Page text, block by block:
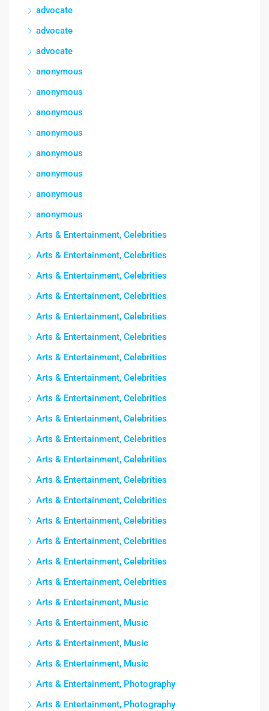
advocate
advocate
advocate
anonymous
anonymous
anonymous
anonymous
anonymous
anonymous
anonymous
anonymous
Arts & Entertainment, Celebrities
Arts & Entertainment, Celebrities
Arts & Entertainment, Celebrities
Arts & Entertainment, Celebrities
Arts & Entertainment, Celebrities
Arts & Entertainment, Celebrities
Arts & Entertainment, Celebrities
Arts & Entertainment, Celebrities
Arts & Entertainment, Celebrities
Arts & Entertainment, Celebrities
Arts & Entertainment, Celebrities
Arts & Entertainment, Celebrities
Arts & Entertainment, Celebrities
Arts & Entertainment, Celebrities
Arts & Entertainment, Celebrities
Arts & Entertainment, Celebrities
Arts & Entertainment, Celebrities
Arts & Entertainment, Celebrities
Arts & Entertainment, Music
Arts & Entertainment, Music
Arts & Entertainment, Music
Arts & Entertainment, Music
Arts & Entertainment, Photography
Arts & Entertainment, Photography